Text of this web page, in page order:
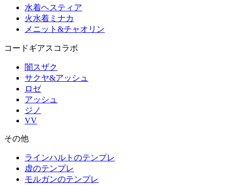
水着ヘスティア
火水着ミナカ
メニット&チャオリン
コードギアスコラボ
闇スザク
サクヤ&アッシュ
ロゼ
アッシュ
ジノ
VV
その他
ラインハルトのテンプレ
虚のテンプレ
モルガンのテンプレ